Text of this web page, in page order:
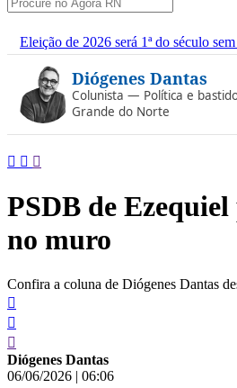
do século sem mulheres nas principais
conteúdo
Diógenes Dantas
Colunista — Política e
Grande do Norte
PSDB de
no muro
Confira a coluna de Diógenes Dantas
Diógenes Dantas
06/06/2026 | 06:06